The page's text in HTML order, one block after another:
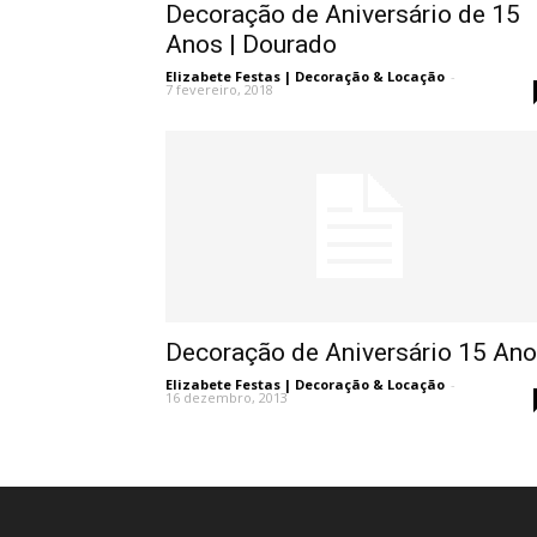
Decoração de Aniversário de 15
Anos | Dourado
Elizabete Festas | Decoração & Locação -
7 fevereiro, 2018
Decoração de Aniversário 15
Elizabete Festas | Decoração & Locação -
16 dezembro, 2013